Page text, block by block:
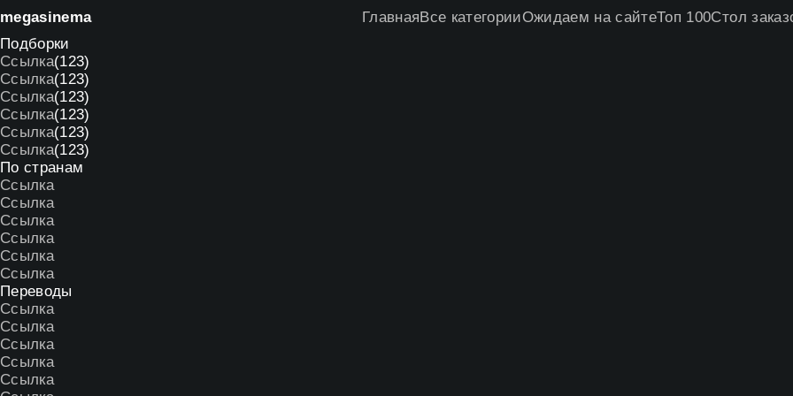
megasinema ГлавнаяВсе категорииОжидаем на сайтеТоп 100Стол
Подборки
Ссылка(123)
Ссылка(123)
Ссылка(123)
Ссылка(123)
Ссылка(123)
Ссылка(123)
По странам
Ссылка
Ссылка
Ссылка
Ссылка
Ссылка
Ссылка
Переводы
Ссылка
Ссылка
Ссылка
Ссылка
Ссылка